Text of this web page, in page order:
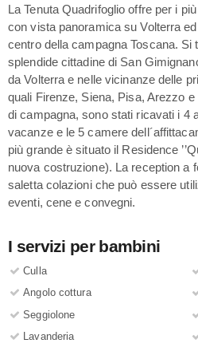
La Tenuta Quadrifoglio offre per i
con vista panoramica su Volterra
centro della campagna Toscana. Si
splendide cittadine di San
da Volterra e nelle vicinanze delle
quali Firenze, Siena, Pisa, Arezzo
di campagna, sono stati ricavati i 4
vacanze e le 5 camere
più grande è situato il Residence
nuova costruzione). La reception a
saletta colazioni che può essere
eventi, cene e convegni.
I servizi per bambini
Culla
Angolo cottura
Seggiolone
Lavanderia